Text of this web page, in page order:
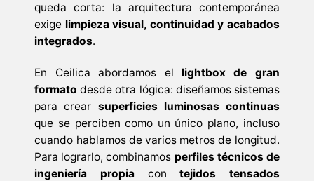
queda corta: la arquitectura contemporánea
exige limpieza visual, continuidad y acabados
integrados.
En Ceilica abordamos el lightbox de gran
formato desde otra lógica: diseñamos sistemas
para crear superficies luminosas continuas
que se perciben como un único plano, incluso
cuando hablamos de varios metros de longitud.
Para lograrlo, combinamos perfiles técnicos de
ingeniería propiacontejidos tensados